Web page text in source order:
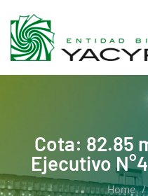
Cota: 82.85
Ejecutivo
Home